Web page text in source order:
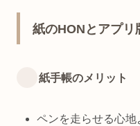
紙のHONとアプリ
紙手帳のメリット
ペンを走らせる心地